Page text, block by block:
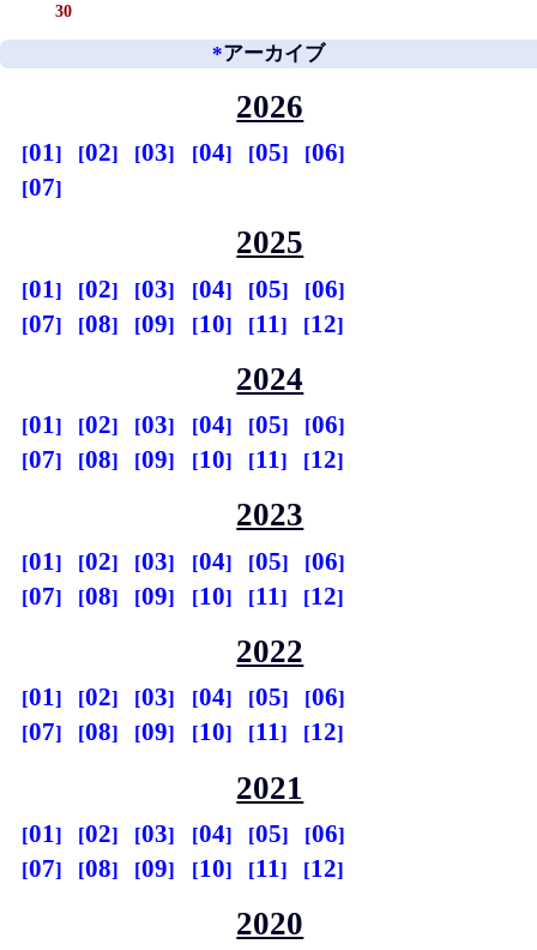
30
*アーカイブ
2026
01 02 03 04 05
06
07
2025
01 02 03 04 05
06
07
08 09 10 11 12
2024
01 02 03 04 05
06
07
08 09 10 11 12
2023
01 02 03 04 05
06
07
08 09 10 11 12
2022
01 02 03 04 05
06
07
08 09 10 11 12
2021
01 02 03 04 05
06
07
08 09 10 11 12
2020